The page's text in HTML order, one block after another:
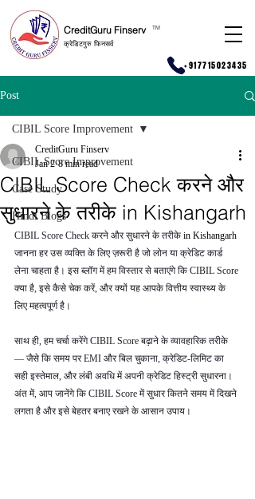
CreditGuru Finserv
क्रेडिटगुरु फिनसर्व
TM
+917715023435
Post
CIBIL Score Improvement
Case Study
Hindi Blogs
CIBIL Score Improvement
CIBIL Score Check करने और
सुधारने के तरीके in Kishangarh
CreditGuru Finserv
Jan 2 8 min read
CIBIL Score Check करने और सुधारने के तरीके in Kishangarh
जानना हर उस व्यक्ति के लिए ज़रूरी है जो लोन या क्रेडिट कार्ड
लेना चाहता है। इस ब्लॉग में हम विस्तार से बताएंगे कि CIBIL Score
क्या है, इसे कैसे चेक करें, और क्यों यह आपके वित्तीय स्वास्थ्य के
लिए महत्वपूर्ण है।
साथ ही, हम चर्चा करेंगे CIBIL Score बढ़ाने के व्यावहारिक तरीके
— जैसे कि समय पर EMI और बिल चुकाना, क्रेडिट‑लिमिट का
सही इस्तेमाल, और लंबी अवधि में अपनी क्रेडिट हिस्ट्री सुधारना।
अंत में, आप जानेंगे कि CIBIL Score में सुधार कितने समय में दिखने
लगता है और इसे बेहतर बनाए रखने के आसान उपाय।